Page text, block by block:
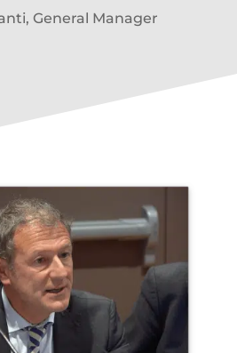
General Manager